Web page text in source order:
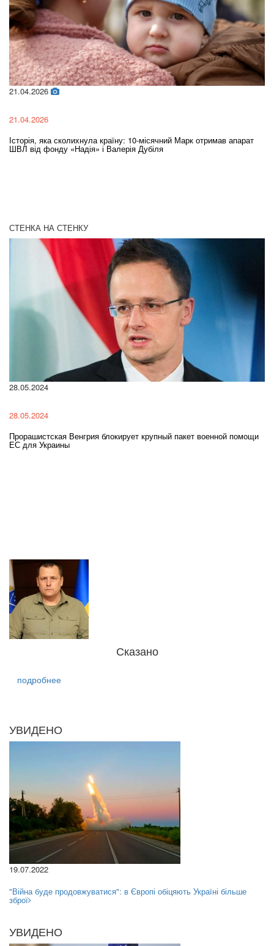
21.04.2026
21.04.2026
Історія, яка сколихнула країну: 10-місячний Марк отримав апарат
ШВЛ від фонду «Надія» і Валерія Дубіля
СТЕНКА НА СТЕНКУ
28.05.2024
28.05.2024
Прорашистская Венгрия блокирует крупный пакет военной помощи
ЕС для Украины
Сказано
подробнее
УВИДЕНО
19.07.2022
"Війна буде продовжуватися": в Європі обіцяють Україні більше
зброї
УВИДЕНО